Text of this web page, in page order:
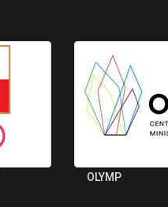
OLYMP